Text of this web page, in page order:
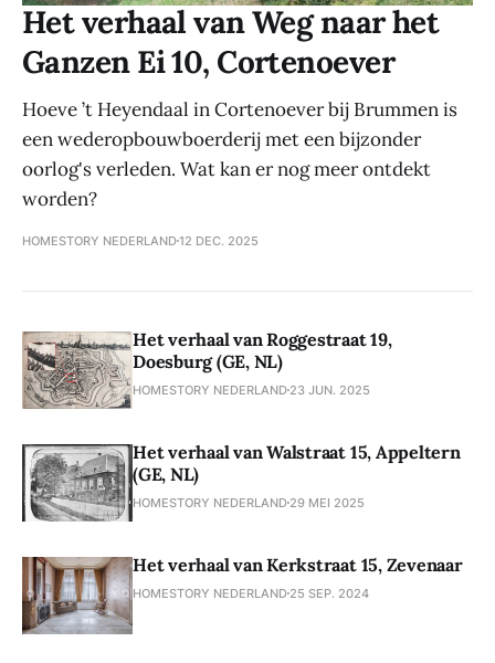
Het verhaal van Weg naar het
Ganzen Ei 10, Cortenoever
Hoeve ’t Heyendaal in Cortenoever bij Brummen is
een wederopbouwboerderij met een bijzonder
oorlog's verleden. Wat kan er nog meer ontdekt
worden?
HOMESTORY NEDERLAND12 DEC. 2025
Het verhaal van Roggestraat 19,
Doesburg (GE, NL)
HOMESTORY NEDERLAND 23 JUN. 2025
Het verhaal van Walstraat 15, Appeltern
(GE, NL)
HOMESTORY NEDERLAND 29 MEI 2025
Het verhaal van Kerkstraat 15, Zevenaar
HOMESTORY NEDERLAND 25 SEP. 2024